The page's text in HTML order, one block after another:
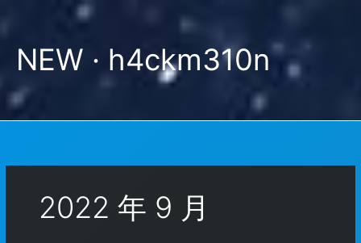
NEW · h4ckm310n
2022 年 9 月